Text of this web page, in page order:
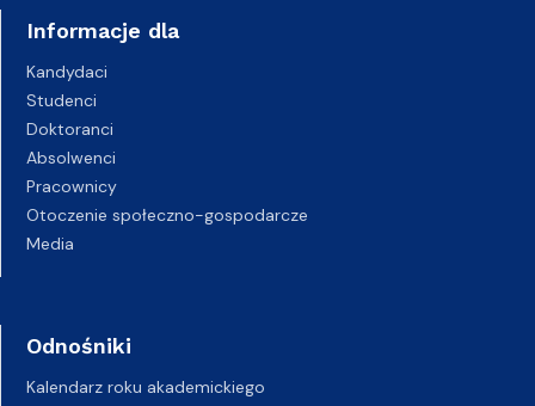
Informacje dla
Kandydaci
Studenci
Doktoranci
Absolwenci
Pracownicy
Otoczenie społeczno-gospodarcze
Media
Odnośniki
Kalendarz roku akademickiego